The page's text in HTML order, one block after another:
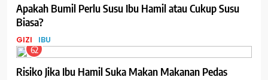
Apakah Bumil Perlu Susu Ibu Hamil atau Cukup Susu
Biasa?
GIZI IBU
62
Risiko Jika Ibu Hamil Suka Makan Makanan Pedas